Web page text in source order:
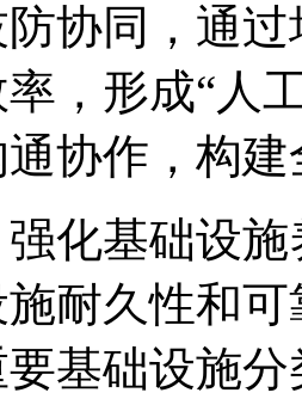
协同 ， 通过
， 形成“人
协作 ， 构建
强化基础设施
耐久性和可
基础设施